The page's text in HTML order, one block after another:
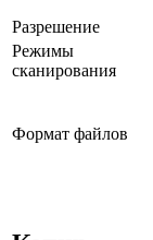
Разрешение
Режимы
сканирования
Формат файлов